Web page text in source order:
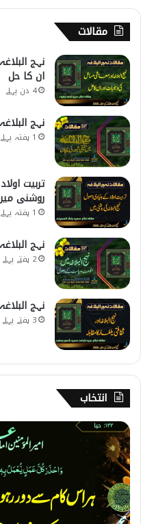
مقالات
نہج
ان کا حل
4 دن پہلے
نہج
1 ہفتہ پہلے
تربیت
روشنی
1 ہفتہ پہلے
نہج
2 ہفتے پہلے
نہج
3 ہفتے پہلے
انتخاب
1
3
3
۔
ح
ی
ا